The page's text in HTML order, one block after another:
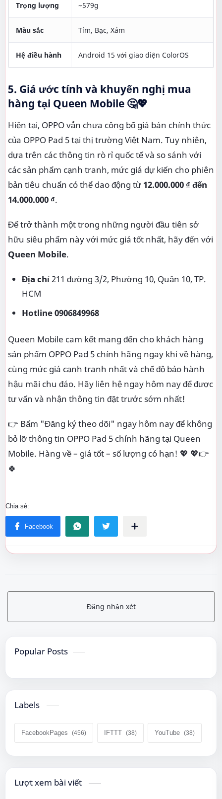
Trọng lượng ~579g
Màu sắc Tím, Bạc, Xám
Hệ điều hành Android 15 với giao diện ColorOS
5. Giá ước tính và khuyến nghị mua
hàng tại Queen Mobile 🤔💖
Hiện tại, OPPO vẫn chưa công bố giá bán chính thức
của OPPO Pad 5 tại thị trường Việt Nam. Tuy nhiên,
dựa trên các thông tin rò rỉ quốc tế và so sánh với
các sản phẩm cạnh tranh, mức giá dự kiến cho phiên
bản tiêu chuẩn có thể dao động từ 12.000.000 ₫ đến
14.000.000 ₫.
Để trở thành một trong những người đầu tiên sở
hữu siêu phẩm này với mức giá tốt nhất, hãy đến với
Queen Mobile.
Địa chỉ211 đường 3/2, Phường 10, Quận 10, TP.
HCM
Hotline0906849968
Queen Mobile cam kết mang đến cho khách hàng
sản phẩm OPPO Pad 5 chính hãng ngay khi về hàng,
cùng mức giá cạnh tranh nhất và chế độ bảo hành
hậu mãi chu đáo. Hãy liên hệ ngay hôm nay để được
tư vấn và nhận thông tin đặt trước sớm nhất!
👉 Bấm "Đăng ký theo dõi" ngay hôm nay để không
bỏ lỡ thông tin OPPO Pad 5 chính hãng tại Queen
Mobile. Hàng về – giá tốt – số lượng có hạn! 💖 💖👉
🍀
Đăng nhận xét
Popular Posts
Labels
FacebookPages IFTTT YouTube
Lượt xem bài viết